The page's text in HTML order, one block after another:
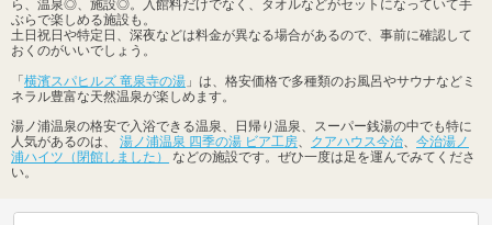
ら、温泉◎、施設◎。入館料だけでなく、タオルなどがセットになっていて手
ぶらで楽しめる施設も。
土日祝日や特定日、深夜などは料金が異なる場合があるので、事前に確認して
おくのがいいでしょう。
「横濱スパヒルズ 竜泉寺の湯 」は、格安価格で多種類のお風呂やサウナなどミ
ネラル豊富な天然温泉が楽しめます。
湯ノ浦温泉の格安で入浴できる温泉、日帰り温泉、スーパー銭湯の中でも特に
人気があるのは、 湯ノ浦温泉 四季の湯 ビア工房、 クアハウス今治、 今治湯ノ
浦ハイツ（閉館しました）
などの施設です。ぜひ一度は足を運んでみてくださ
い。